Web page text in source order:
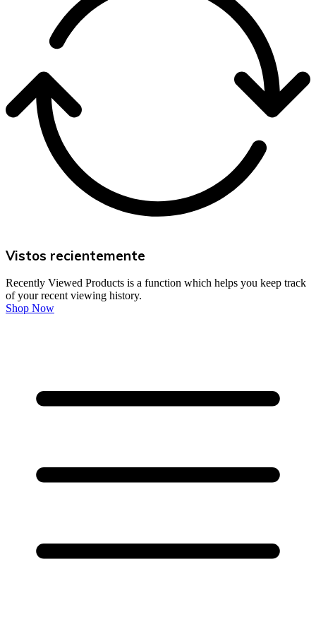
Vistos recientemente
Recently Viewed Products is a function which helps you keep track
of your recent viewing history.
Shop Now